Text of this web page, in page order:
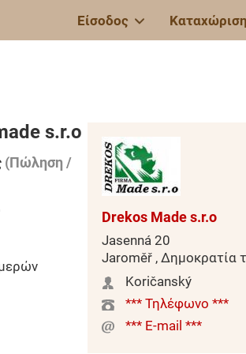
Είσοδος
s.r.o
(Πώληση /
Drekos Made s.r.o
Jasenná 20
Jaroměř , Δημοκρατία
Koričanský
*** Τηλέφωνο ***
*** E-mail ***